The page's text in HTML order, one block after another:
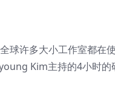
球许多大小工作室都在
Kim主持的4小时